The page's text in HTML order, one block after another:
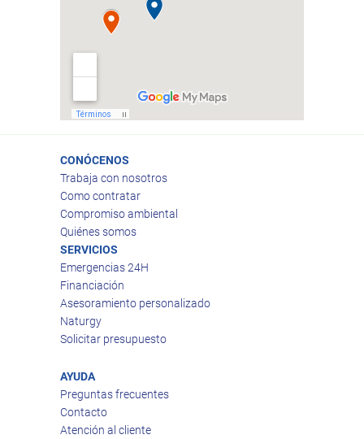
CONÓCENOS
Trabaja con nosotros
Como contratar
Compromiso ambiental
Quiénes somos
SERVICIOS
Emergencias 24H
Financiación
Asesoramiento personalizado
Naturgy
Solicitar presupuesto
AYUDA
Preguntas frecuentes
Contacto
Atención al cliente